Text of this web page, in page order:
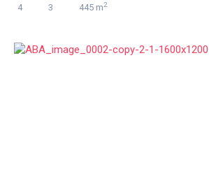
4 3 445 m2